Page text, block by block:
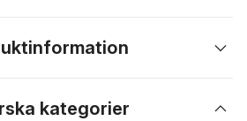
kategorier